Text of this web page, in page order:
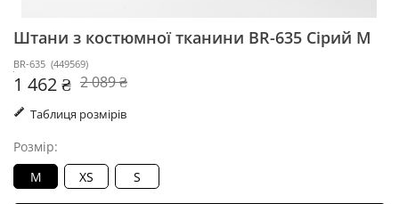
Штани з костюмної тканини BR-635 Сірий M
BR-635 (449569)
1 462 ₴ 2 089 ₴
Таблиця розмірів
Розмір:
M
XS S